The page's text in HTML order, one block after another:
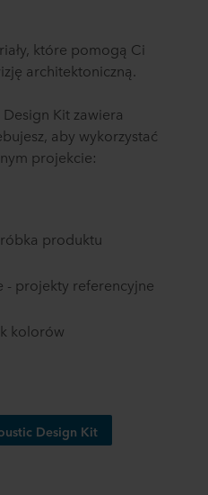
potencjalnych partnerów
Ty decydujesz, w jakich
mogą wykorzystywać
cookie.
swoją zgodę w
cookie w naszej witrynie.
nas danych
, gdzie określono
spółka ROCKWOOL jest
osobowych.
które pomogą Ci
architektoniczną.
Kit zawiera
aby wykorzystać
projekcie:
produktu
- projekty referencyjne
kolorów
Design Kit